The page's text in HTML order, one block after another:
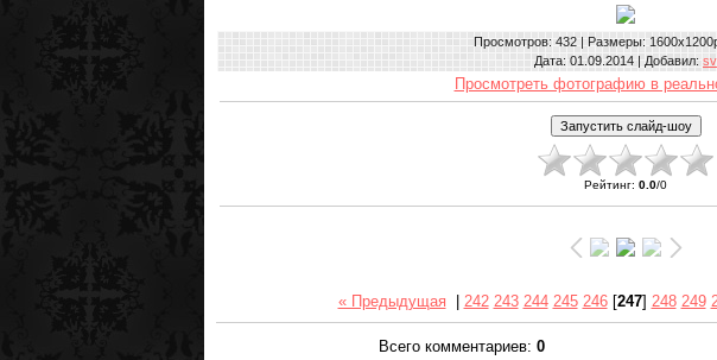
Просмотров: 432 | Размеры:
Дата: 01.09.2014 | Добавил: sv
Просмотреть фотографию в
Рейтинг: 0.0/0
« Предыдущая 242 243 244 245 246[247] 248 249
Всего комментариев: 0